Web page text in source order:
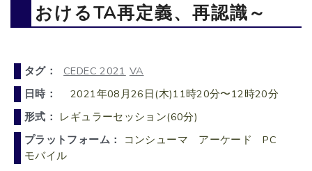
おけるTA再定義、再認識～
タグ： CEDEC 2021 VA
日時：
2021年08月26日(木)11時20分〜12時20分
形式： レギュラーセッション(60分)
プラットフォーム：
コンシューマ アーケード PC
モバイル